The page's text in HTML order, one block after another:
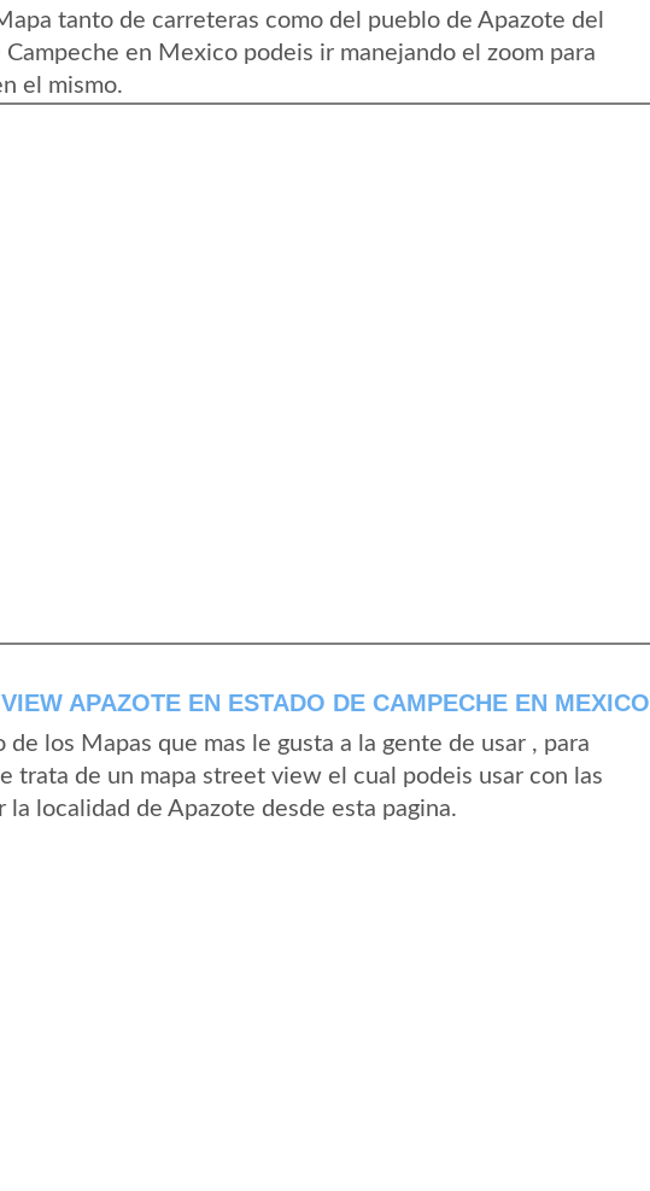
tanto de carreteras como del pueblo de Apazote del
en Mexico podeis ir manejando el zoom para
el mismo.
APAZOTE EN ESTADO DE CAMPECHE EN MEXICO
de los Mapas que mas le gusta a la gente de usar , para
trata de un mapa street view el cual podeis usar con las
localidad de Apazote desde esta pagina.